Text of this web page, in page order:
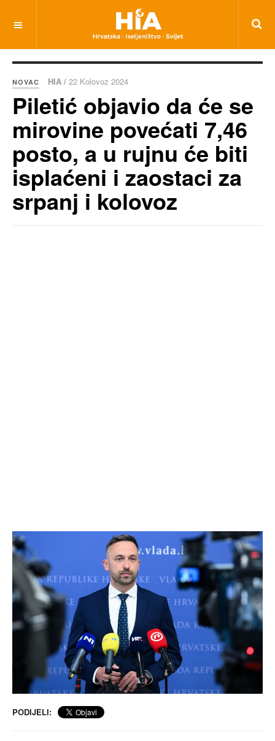
NOVAC HIA / 22 Kolovoz 2024
Piletić objavio da će se
mirovine povećati 7,46
posto, a u rujnu će biti
isplaćeni i zaostaci za
srpanj i kolovoz
PODIJELI: